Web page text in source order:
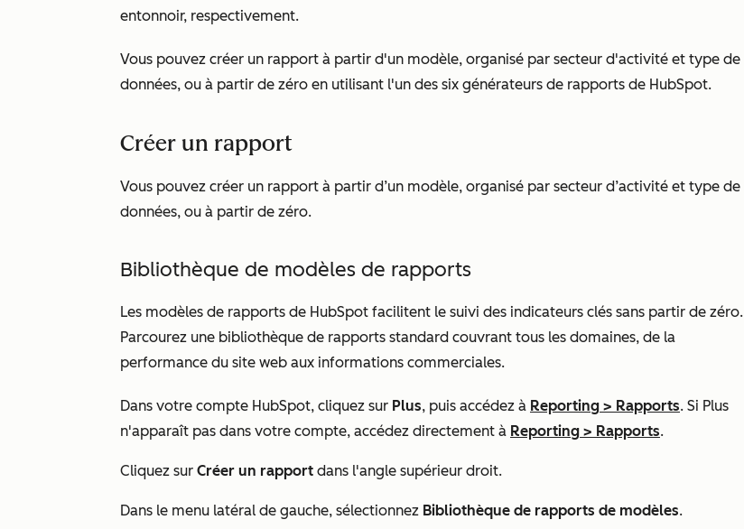
entonnoir, respectivement.
Vous pouvez créer un rapport à partir d'un modèle, organisé par secteur d'activité et type de
données, ou à partir de zéro en utilisant l'un des six générateurs de rapports de HubSpot.
Créer un rapport
Vous pouvez créer un rapport à partir d’un modèle, organisé par secteur d’activité et type de
données, ou à partir de zéro.
Bibliothèque de modèles de rapports
Les modèles de rapports de HubSpot facilitent le suivi des indicateurs clés sans partir de zéro.
Parcourez une bibliothèque de rapports standard couvrant tous les domaines, de la
performance du site web aux informations commerciales.
Dans votre compte HubSpot, cliquez sur Plus, puis accédez à Reporting > Rapports. Si Plus
n'apparaît pas dans votre compte, accédez directement à Reporting > Rapports.
Cliquez sur Créer un rapport dans l'angle supérieur droit.
Dans le menu latéral de gauche, sélectionnez Bibliothèque de rapports de modèles.